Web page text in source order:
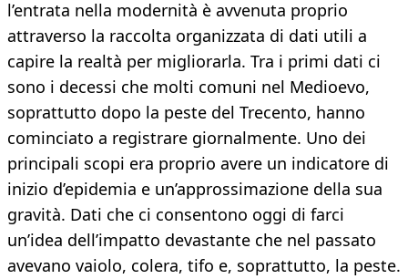
l’entrata nella modernità è avvenuta proprio
attraverso la raccolta organizzata di dati utili a
capire la realtà per migliorarla. Tra i primi dati ci
sono i decessi che molti comuni nel Medioevo,
soprattutto dopo la peste del Trecento, hanno
cominciato a registrare giornalmente. Uno dei
principali scopi era proprio avere un indicatore di
inizio d’epidemia e un’approssimazione della sua
gravità. Dati che ci consentono oggi di farci
un’idea dell’impatto devastante che nel passato
avevano vaiolo, colera, tifo e, soprattutto, la peste.